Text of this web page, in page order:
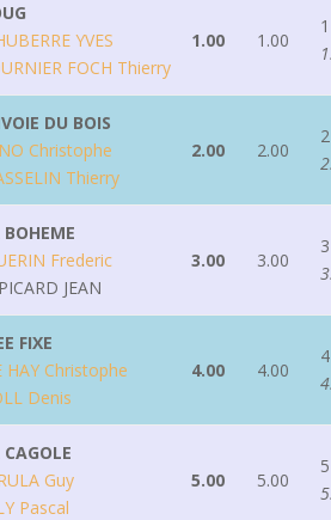
YVES
FOCH Thierry
1.00 1.00
1
DU BOIS
Christophe
Thierry
2.00 2.00
2
BOHEME
Frederic
JEAN
3.00 3.00
3
FIXE
HAY Christophe
Denis
4.00 4.00
4
Guy
Pascal
5.00 5.00
5